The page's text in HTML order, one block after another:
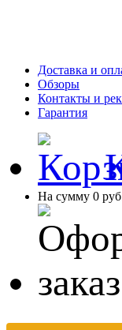
Доставка и
Обзоры
Контакты и
Гарантия
На сумму 0